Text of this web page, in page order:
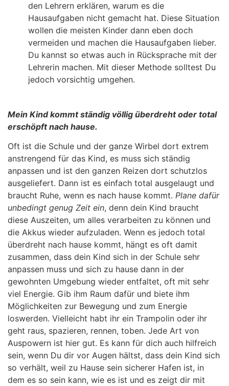
den Lehrern erklären, warum es die
Hausaufgaben nicht gemacht hat. Diese Situation
wollen die meisten Kinder dann eben doch
vermeiden und machen die Hausaufgaben lieber.
Du kannst so etwas auch in Rücksprache mit der
Lehrerin machen. Mit dieser Methode solltest Du
jedoch vorsichtig umgehen.
Mein Kind kommt ständig völlig überdreht oder total
erschöpft nach hause.
Oft ist die Schule und der ganze Wirbel dort extrem
anstrengend für das Kind, es muss sich ständig
anpassen und ist den ganzen Reizen dort schutzlos
ausgeliefert. Dann ist es einfach total ausgelaugt und
braucht Ruhe, wenn es nach hause kommt. Plane dafür
unbedingt genug Zeit ein, denn dein Kind braucht
diese Auszeiten, um alles verarbeiten zu können und
die Akkus wieder aufzuladen. Wenn es jedoch total
überdreht nach hause kommt, hängt es oft damit
zusammen, dass dein Kind sich in der Schule sehr
anpassen muss und sich zu hause dann in der
gewohnten Umgebung wieder entfaltet, oft mit sehr
viel Energie. Gib ihm Raum dafür und biete ihm
Möglichkeiten zur Bewegung und zum Energie
loswerden. Vielleicht habt ihr ein Trampolin oder ihr
geht raus, spazieren, rennen, toben. Jede Art von
Auspowern ist hier gut. Es kann für dich auch hilfreich
sein, wenn Du dir vor Augen hältst, dass dein Kind sich
so verhält, weil zu Hause sein sicherer Hafen ist, in
dem es so sein kann, wie es ist und es zeigt dir mit